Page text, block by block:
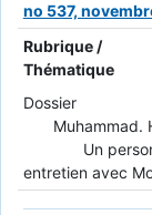
no 537,
Rubrique /
Thématique
Dossier
Muhammad.
Un
entretien avec